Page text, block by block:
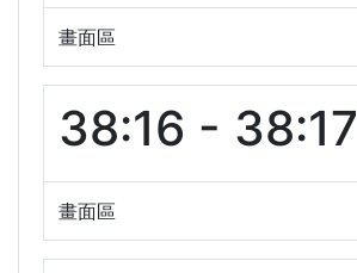
畫面區
38:16 - 38:17
畫面區